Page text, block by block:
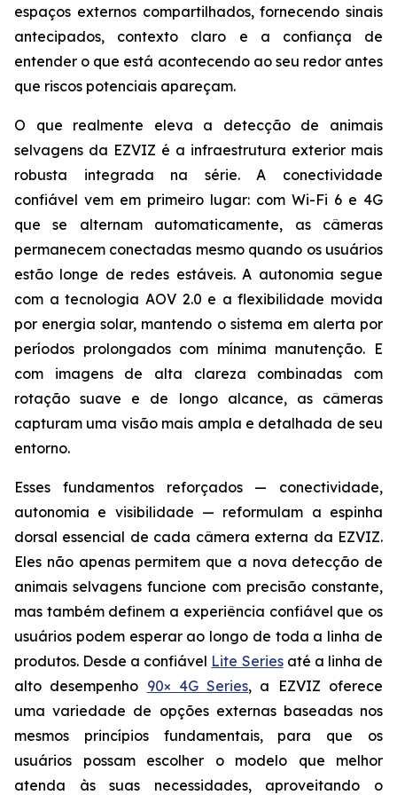
espaços externos compartilhados, fornecendo sinais
antecipados, contexto claro e a confiança de
entender o que está acontecendo ao seu redor antes
que riscos potenciais apareçam.
O que realmente eleva a detecção de animais
selvagens da EZVIZ é a infraestrutura exterior mais
robusta integrada na série. A conectividade
confiável vem em primeiro lugar: com Wi-Fi 6 e 4G
que se alternam automaticamente, as câmeras
permanecem conectadas mesmo quando os usuários
estão longe de redes estáveis. A autonomia segue
com a tecnologia AOV 2.0 e a flexibilidade movida
por energia solar, mantendo o sistema em alerta por
períodos prolongados com mínima manutenção. E
com imagens de alta clareza combinadas com
rotação suave e de longo alcance, as câmeras
capturam uma visão mais ampla e detalhada de seu
entorno.
Esses fundamentos reforçados — conectividade,
autonomia e visibilidade — reformulam a espinha
dorsal essencial de cada câmera externa da EZVIZ.
Eles não apenas permitem que a nova detecção de
animais selvagens funcione com precisão constante,
mas também definem a experiência confiável que os
usuários podem esperar ao longo de toda a linha de
produtos. Desde a confiável Lite Seriesaté a linha de
alto desempenho 90× 4G Series, a EZVIZ oferece
uma variedade de opções externas baseadas nos
mesmos princípios fundamentais, para que os
usuários possam escolher o modelo que melhor
atenda às suas necessidades, aproveitando o